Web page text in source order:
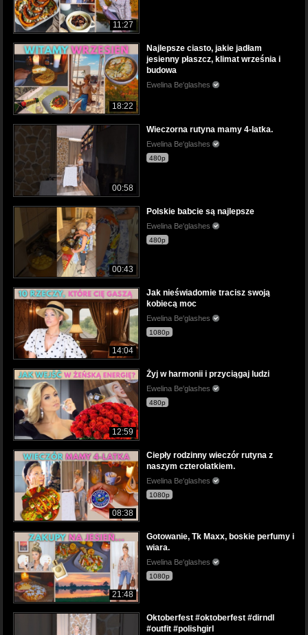
11:27
18:22
Najlepsze ciasto, jakie jadłam
jesienny płaszcz, klimat września i
budowa
Ewelina Be'glashes
00:58
Wieczorna rutyna mamy 4-latka.
Ewelina Be'glashes
480p
00:43
Polskie babcie są najlepsze
Ewelina Be'glashes
480p
14:04
Jak nieświadomie tracisz swoją
kobiecą moc
Ewelina Be'glashes
1080p
12:59
Żyj w harmonii i przyciągaj ludzi
Ewelina Be'glashes
480p
08:38
Ciepły rodzinny wieczór rutyna z
naszym czterolatkiem.
Ewelina Be'glashes
1080p
21:48
Gotowanie, Tk Maxx, boskie perfumy i
wiara.
Ewelina Be'glashes
1080p
Oktoberfest #oktoberfest #dirndl
#outfit #polishgirl